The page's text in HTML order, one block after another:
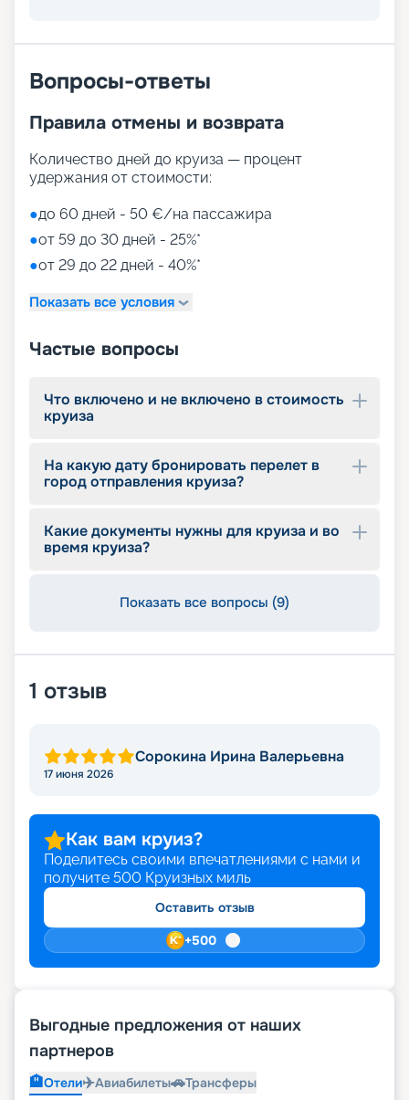
Вопросы-ответы
Правила отмены и возврата
Количество дней до круиза — процент
удержания от стоимости:
●до 60 дней - 50 €/на пассажира
●от 59 до 30 дней - 25%*
●от 29 до 22 дней - 40%*
Показать все условия
Частые вопросы
Что включено и не включено в стоимость
круиза
На какую дату бронировать перелет в
город отправления круиза?
Какие документы нужны для круиза и во
время круиза?
Показать все вопросы (9)
1 отзыв
Сорокина Ирина Валерьевна
17 июня 2026
Как вам круиз?
Поделитесь своими впечатлениями с нами и
получите 500 Круизных миль
Оставить отзыв
+500
Выгодные предложения от наших
партнеров
🏨Отели✈️Авиабилеты🚗Трансферы